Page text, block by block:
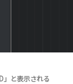
」と表示される